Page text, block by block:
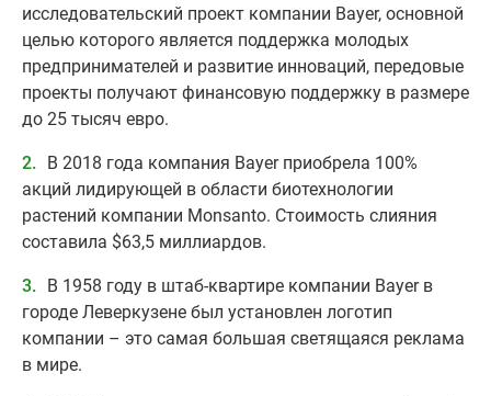
исследовательский проект компании Bayer, основной
целью которого является поддержка молодых
предпринимателей и развитие инноваций, передовые
проекты получают финансовую поддержку в размере
до 25 тысяч евро.
В 2018 года компания Bayer приобрела 100%
акций лидирующей в области биотехнологии
растений компании Monsanto. Стоимость слияния
составила $63,5 миллиардов.
В 1958 году в штаб-квартире компании Bayer в
городе Леверкузене был установлен логотип
компании – это самая большая светящаяся реклама
в мире.